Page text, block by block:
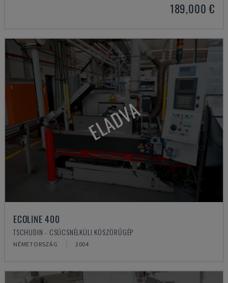
189,000 €
ELADVA
ECOLINE 400
TSCHUDIN - CSÚCSNÉLKÜLI KÖSZÖRŰGÉP
NÉMETORSZÁG 2004